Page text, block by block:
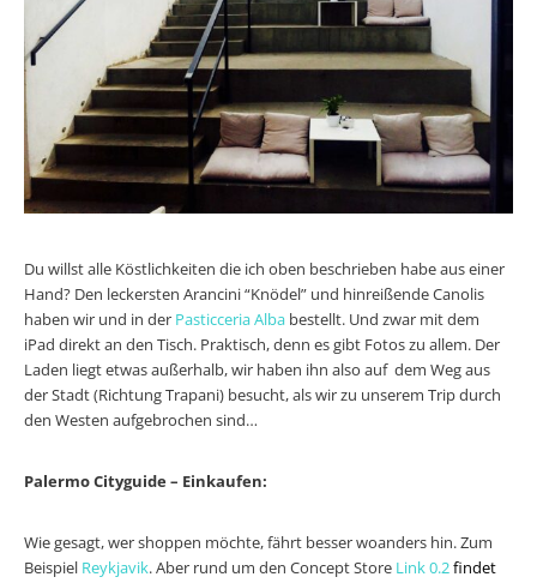
Du willst alle Köstlichkeiten die ich oben beschrieben habe aus einer
Hand? Den leckersten Arancini “Knödel” und hinreißende Canolis
haben wir und in der Pasticceria Alba bestellt. Und zwar mit dem
iPad direkt an den Tisch. Praktisch, denn es gibt Fotos zu allem. Der
Laden liegt etwas außerhalb, wir haben ihn also auf dem Weg aus
der Stadt (Richtung Trapani) besucht, als wir zu unserem Trip durch
den Westen aufgebrochen sind…
Palermo Cityguide – Einkaufen:
Wie gesagt, wer shoppen möchte, fährt besser woanders hin. Zum
Beispiel Reykjavik. Aber rund um den Concept Store Link 0.2findet